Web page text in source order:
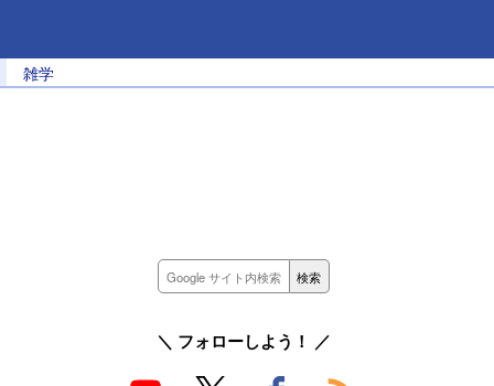
雑学
＼ フォローしよう！ ／